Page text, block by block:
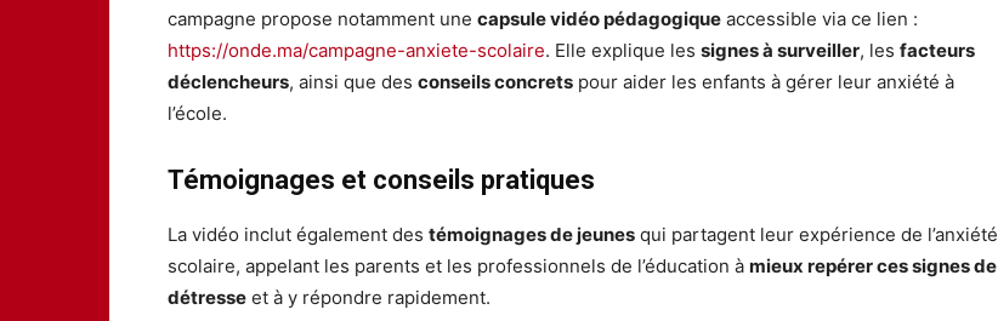
campagne propose notamment une capsule vidéo pédagogique accessible via ce lien :
https://onde.ma/campagne-anxiete-scolaire. Elle explique les signes à surveiller, les facteurs
déclencheurs, ainsi que des conseils concrets pour aider les enfants à gérer leur anxiété à
l’école.
Témoignages et conseils pratiques
La vidéo inclut également des témoignages de jeunes qui partagent leur expérience de l’anxiété
scolaire, appelant les parents et les professionnels de l’éducation à mieux repérer ces signes de
détresse et à y répondre rapidement.